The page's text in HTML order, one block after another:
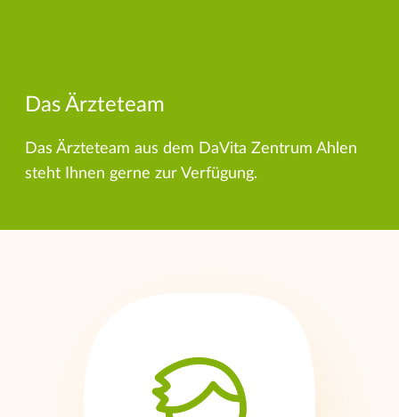
Das Ärzteteam
Das Ärzteteam aus dem DaVita Zentrum Ahlen
steht Ihnen gerne zur Verfügung.